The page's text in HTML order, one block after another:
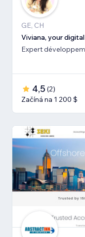
GE, CH
Viviana, your
Expert
4,5 (2)
Začíná na 1 200 $